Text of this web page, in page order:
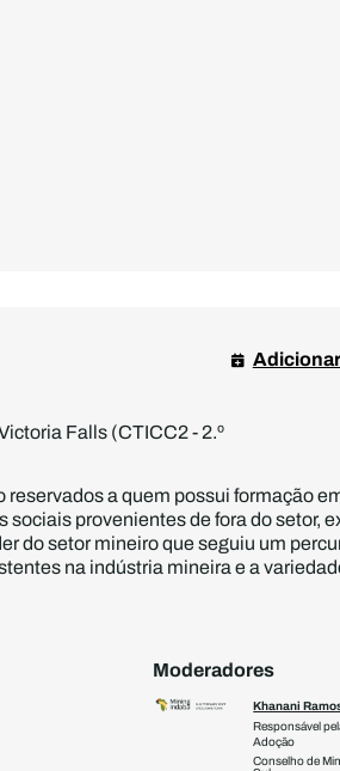
Falls (CTICC2 - 2.º
a quem possui formação
provenientes de fora do setor,
do setor mineiro que seguiu um
na indústria mineira e a
Moderadores
Khanani
Responsável
Adoção
Conselho de